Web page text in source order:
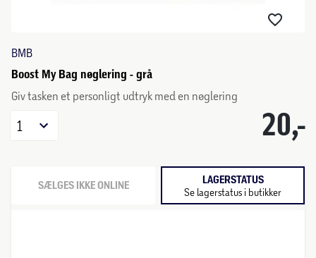
BMB
Boost My Bag nøglering - grå
Giv tasken et personligt udtryk med en nøglering
20,-
1
SÆLGES IKKE ONLINE LAGERSTATUS
Se lagerstatus i butikker